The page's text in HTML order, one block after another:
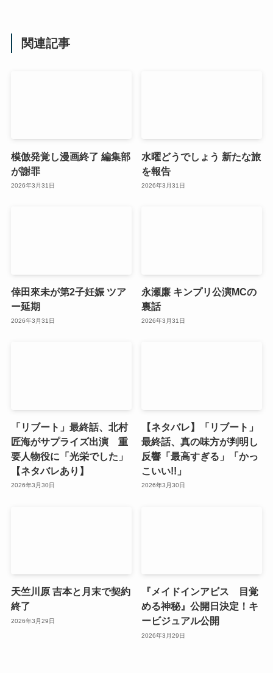
関連記事
模倣発覚し漫画終了 編集部
が謝罪
2026年3月31日
水曜どうでしょう 新たな旅
を報告
2026年3月31日
倖田來未が第2子妊娠 ツア
ー延期
2026年3月31日
永瀬廉 キンプリ公演MCの
裏話
2026年3月31日
「リブート」最終話、北村
匠海がサプライズ出演 重
要人物役に「光栄でした」
【ネタバレあり】
2026年3月30日
【ネタバレ】「リブート」
最終話、真の味方が判明し
反響「最高すぎる」「かっ
こいい!!」
2026年3月30日
天竺川原 吉本と月末で契約
終了
2026年3月29日
『メイドインアビス 目覚
める神秘』公開日決定！キ
ービジュアル公開
2026年3月29日